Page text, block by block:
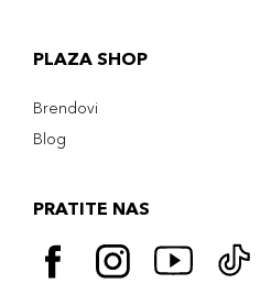
PLAZA SHOP
Brendovi
Blog
PRATITE NAS